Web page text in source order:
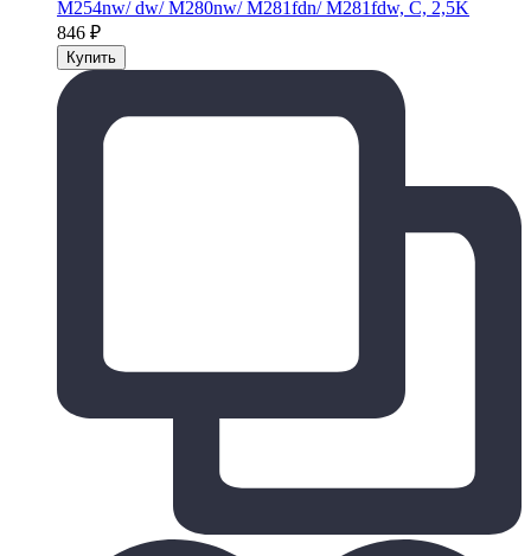
M254nw/ dw/ M280nw/ M281fdn/ M281fdw, C, 2,5K
846 ₽